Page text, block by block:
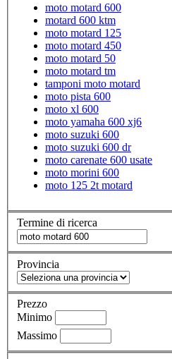
moto motard 600
motard 600 ktm
moto motard 125
moto motard 450
moto motard 50
moto motard tm
tamponi moto motard
moto pista 600
moto xl 600
moto yamaha 600 xj6
moto suzuki 600
moto suzuki 600 dr
moto carenate 600 usate
moto morini 600
moto 125 2t motard
Termine di ricerca
Provincia
Prezzo
Minimo
Massimo